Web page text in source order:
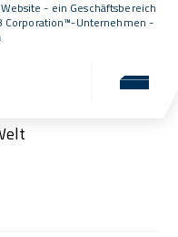
- ein Geschäftsbereich
Corporation™-Unternehmen -